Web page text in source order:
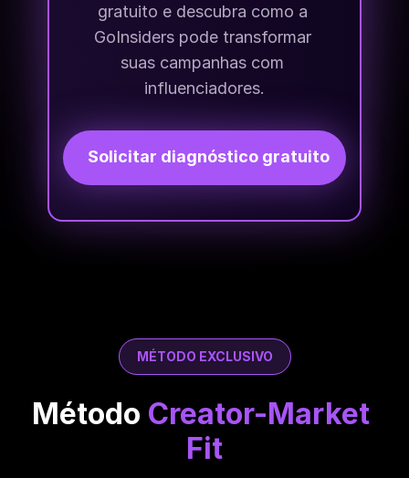
gratuito e descubra como a
GoInsiders pode transformar
suas campanhas com
influenciadores.
Solicitar diagnóstico gratuito
MÉTODO EXCLUSIVO
Método Creator-Market
Fit